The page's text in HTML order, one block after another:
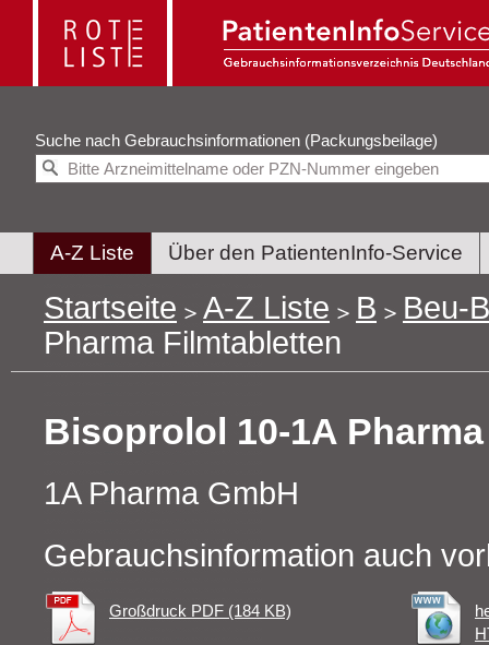
Suche nach Gebrauchsinformationen (Packungsbeilage)
A-Z Liste Über den PatientenInfo-Service
Startseite A-Z Liste B
Beu-
Pharma Filmtabletten
Bisoprolol 10-1A
1A Pharma GmbH
Gebrauchsinformation auch
Großdruck PDF (184 KB)